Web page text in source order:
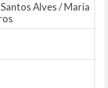
Alves / Maria